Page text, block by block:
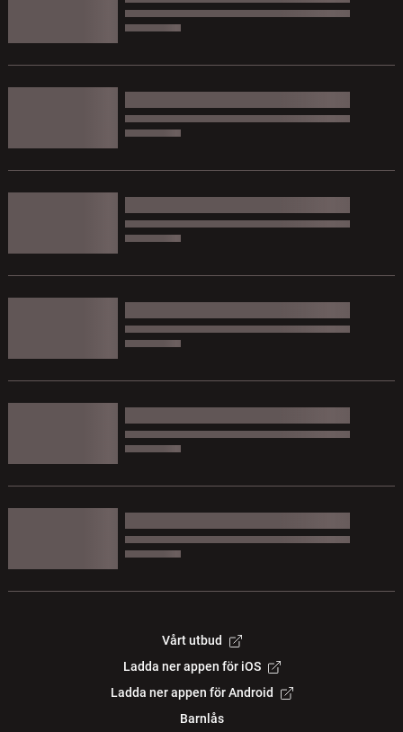
Vårt utbud
Ladda ner appen för iOS
Ladda ner appen för Android
Barnlås